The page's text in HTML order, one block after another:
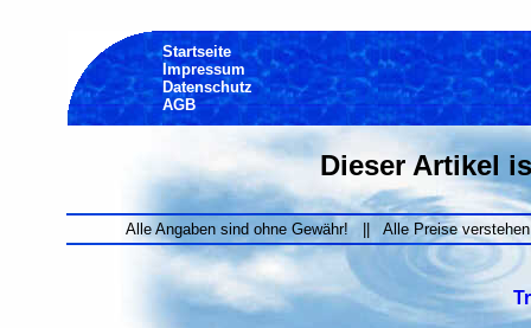
Startseite
Impressum
Datenschutz
AGB
Dieser Artikel
Alle Angaben sind ohne Gewähr! || Alle Preise